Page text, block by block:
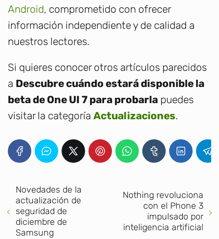
Android, comprometido con ofrecer
información independiente y de calidad a
nuestros lectores.
Si quieres conocer otros artículos parecidos
a Descubre cuándo estará disponible la
beta de One UI 7 para probarla puedes
visitar la categoría Actualizaciones.
Novedades de la
actualización de
seguridad de
diciembre de
Samsung
Nothing revoluciona
con el Phone 3
impulsado por
inteligencia artificial